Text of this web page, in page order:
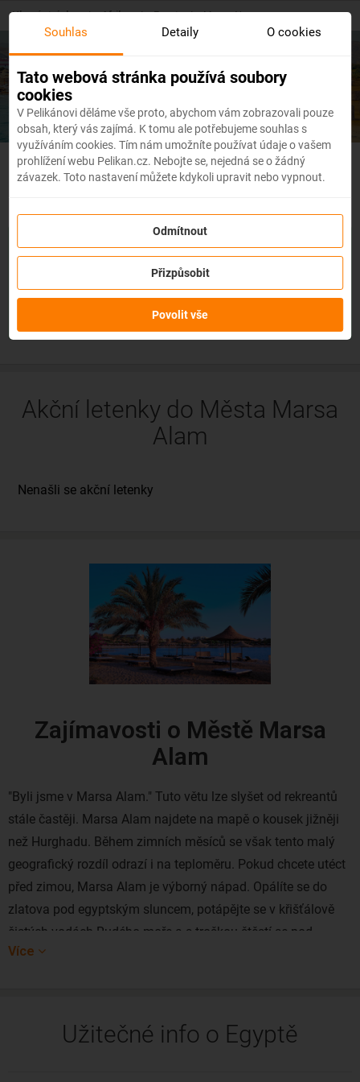
Skip
content
Hlavní stránka / Afrika / Egypt / Marsa Alam
Levné letenkyMarsa Alam
Egypt - Flexibilní letenky
rezervace, jako jedatum, destinace nebo dokonce cestující,a
bez udání důvodu!
služby obdržítekredit až ve výši 80 % ceny rezervacena
během procesu rezervace letenky.
Akční letenky do Města Marsa
Alam
Zajímavosti o Městě Marsa
Alam
"Byli jsme v Marsa Alam." Tuto větu lze slyšet od rekreantů
stále častěji. Marsa Alam najdete na mapě o kousek jižněji
než Hurghadu. Během zimních měsíců se však tento malý
geografický rozdíl odrazí i na teploměru. Pokud chcete utéct
před zimou, Marsa Alam je výborný nápad. Opálíte se do
zlatova pod egyptským sluncem, potápějte se v křišťálově
čistých vodách Rudého moře a s troškou štěstí se pod
hladinou setkáte i s mořskými želvami.
a celoročně ideální podmínky na šnorchlování. Marsa Alam
potěší i všechny ty, kteří si chtějí zkusit plavání s delfíny,
Více
Užitečné info o Egyptě
Souhlas Detaily O cookies
Tato webová stránka používá soubory
cookies
V Pelikánovi děláme vše proto, abychom vám zobrazovali pouze
obsah, který vás zajímá. K tomu ale potřebujeme souhlas s
využíváním cookies. Tím nám umožníte používat údaje o vašem
prohlížení webu Pelikan.cz. Nebojte se, nejedná se o žádný
závazek. Toto nastavení můžete kdykoli upravit nebo vypnout.
Odmítnout
Přizpůsobit
Povolit vše